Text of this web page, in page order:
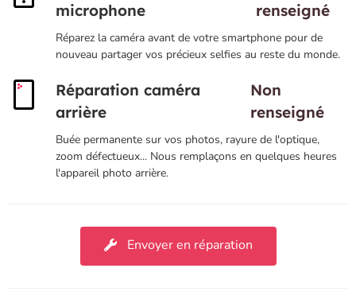
microphone
renseigné
Réparez la caméra avant de votre smartphone pour de
nouveau partager vos précieux selfies au reste du monde.
Réparation caméra
arrière
Non
renseigné
Buée permanente sur vos photos, rayure de l'optique,
zoom défectueux... Nous remplaçons en quelques heures
l'appareil photo arrière.
Envoyer en réparation